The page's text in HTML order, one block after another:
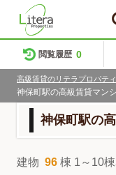
閲覧履歴 0
高級賃貸のリテラプロパテ
神保町駅の高級賃貸マン
神保町駅の
建物 96 棟 1～10